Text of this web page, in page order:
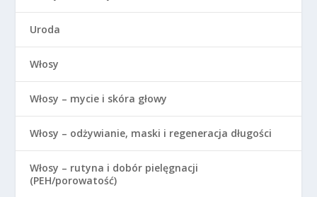
Uroda
Włosy
Włosy – mycie i skóra głowy
Włosy – odżywianie, maski i regeneracja długości
Włosy – rutyna i dobór pielęgnacji
(PEH/porowatość)